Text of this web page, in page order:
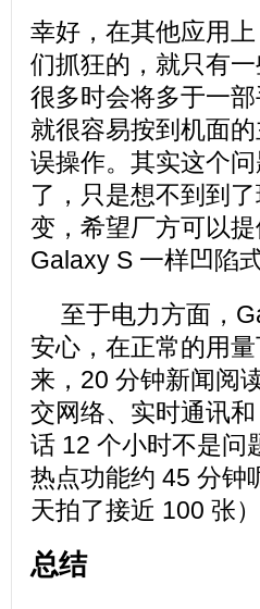
幸好，在其他应用
们抓狂的，就只有
很多时会将多于一
就很容易按到机面
误操作。其实这个
了，只是想不到到
变，希望厂方可以
Galaxy S 一样凹陷
至于电力方面，
安心，在正常的用
来，20 分钟新闻阅
交网络、实时通讯
话 12 个小时不是问
热点功能约 45 分钟
天拍了接近 100 张
总结